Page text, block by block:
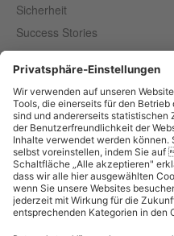
Sicherheit
Success Stories
Entirely
censhare
ELAINE
MARMIND
quintly